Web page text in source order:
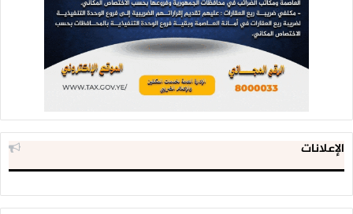
والبحث عن تسويات تحفظ ماء الوجه بعد الفشل الاستراتيجي
الذي مُنيت به واشنطن وكيان العدو الصهيوني.
“المسيرة”
الإعلانات